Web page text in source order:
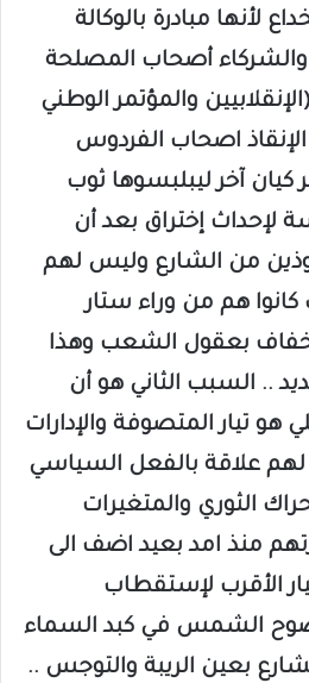
لأنها مبادرة بالوكالة
والشركاء أصحاب المصلحة
والمؤتمر الوطني
اصحاب الفردوس
كيان آخر ليبلبسوها ثوب
لإحداث إختراق بعد أن
من الشارع وليس لهم
هم من وراء ستار
بعقول الشعب وهذا
.. السبب الثاني هو أن
هو تيار المتصوفة والإدارات
لهم علاقة بالفعل السياسي
الثوري والمتغيرات
منذ امد بعيد اضف الى
الأقرب لإستقطاب
وضوح الشمس في كبد السماء
بعين الريبة والتوجس ..